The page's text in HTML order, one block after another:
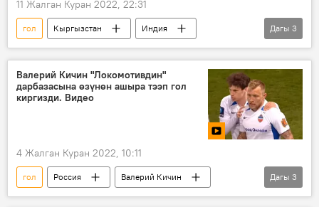
11 Жалган Куран 2022, 22:31
гол Кыргызстан
Индия
Мирлан Мурзаев
футбол Спорт
Дагы 3
Валерий Кичин "Локомотивдин"
дарбазасына өзүнөн ашыра тээп гол
киргизди. Видео
4 Жалган Куран 2022, 10:11
гол Россия
Валерий Кичин
футбол
Видео Спорт
Дагы 3